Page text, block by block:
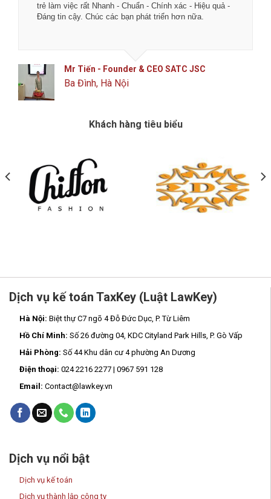
trẻ làm việc rất Nhanh - Chuẩn - Chính xác - Hiệu quả -
Đáng tin cậy. Chúc các bạn phát triển hơn nữa.
Mr Tiến - Founder & CEO SATC JSC
Ba Đình, Hà Nội
Khách hàng tiêu biểu
Dịch vụ kế toán TaxKey (Luật LawKey)
Hà Nội: Biệt thự C7 ngõ 4 Đỗ Đức Dục, P. Từ Liêm
Hồ Chí Minh: Số 26 đường 04, KDC Cityland Park Hills, P. Gò Vấp
Hải Phòng: Số 44 Khu dân cư 4 phường An Dương
Điện thoại: 024 2216 2277 | 0967 591 128
Email: Contact@lawkey.vn
Dịch vụ nổi bật
Dịch vụ kế toán
Dịch vụ thành lập công ty